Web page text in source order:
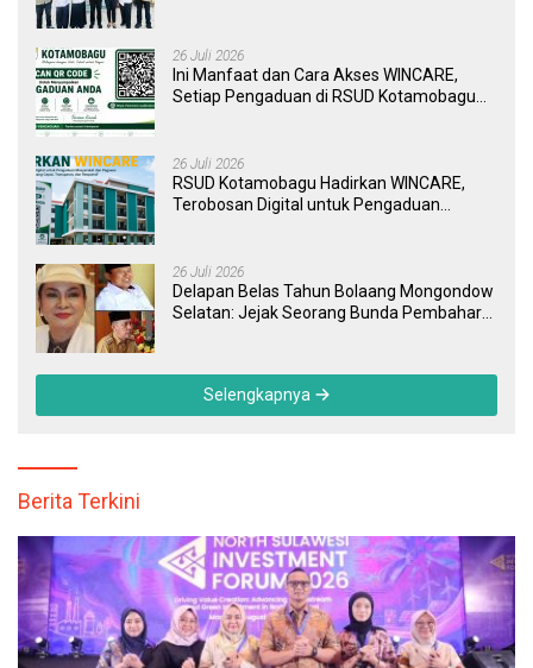
26 Juli 2026
Ini Manfaat dan Cara Akses WINCARE,
Setiap Pengaduan di RSUD Kotamobagu
26 Juli 2026
RSUD Kotamobagu Hadirkan WINCARE,
Terobosan Digital untuk Pengaduan
26 Juli 2026
Delapan Belas Tahun Bolaang Mongondow
Selatan: Jejak Seorang Bunda Pembaharu
Selengkapnya
Berita Terkini